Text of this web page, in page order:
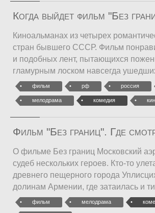
Когда выйдет фильм "Без
Киноальманах из четырех
стран бывшего СССР. Фильм
и подобных лент, пытающихся
гламурным лоском навсегда
фильм рф россия
мелодрама комедия
Фильм "Без границ". Где
О фильме Без границ Московский
судеб нескольких героев. Кто-то
древнего пещерного города
долинам Армении, где затаилась и
фильм мелодрама